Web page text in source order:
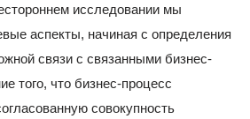
исследовании мы
аспекты, начиная с определения
связи с связанными бизнес-
того, что бизнес-процесс
совокупность